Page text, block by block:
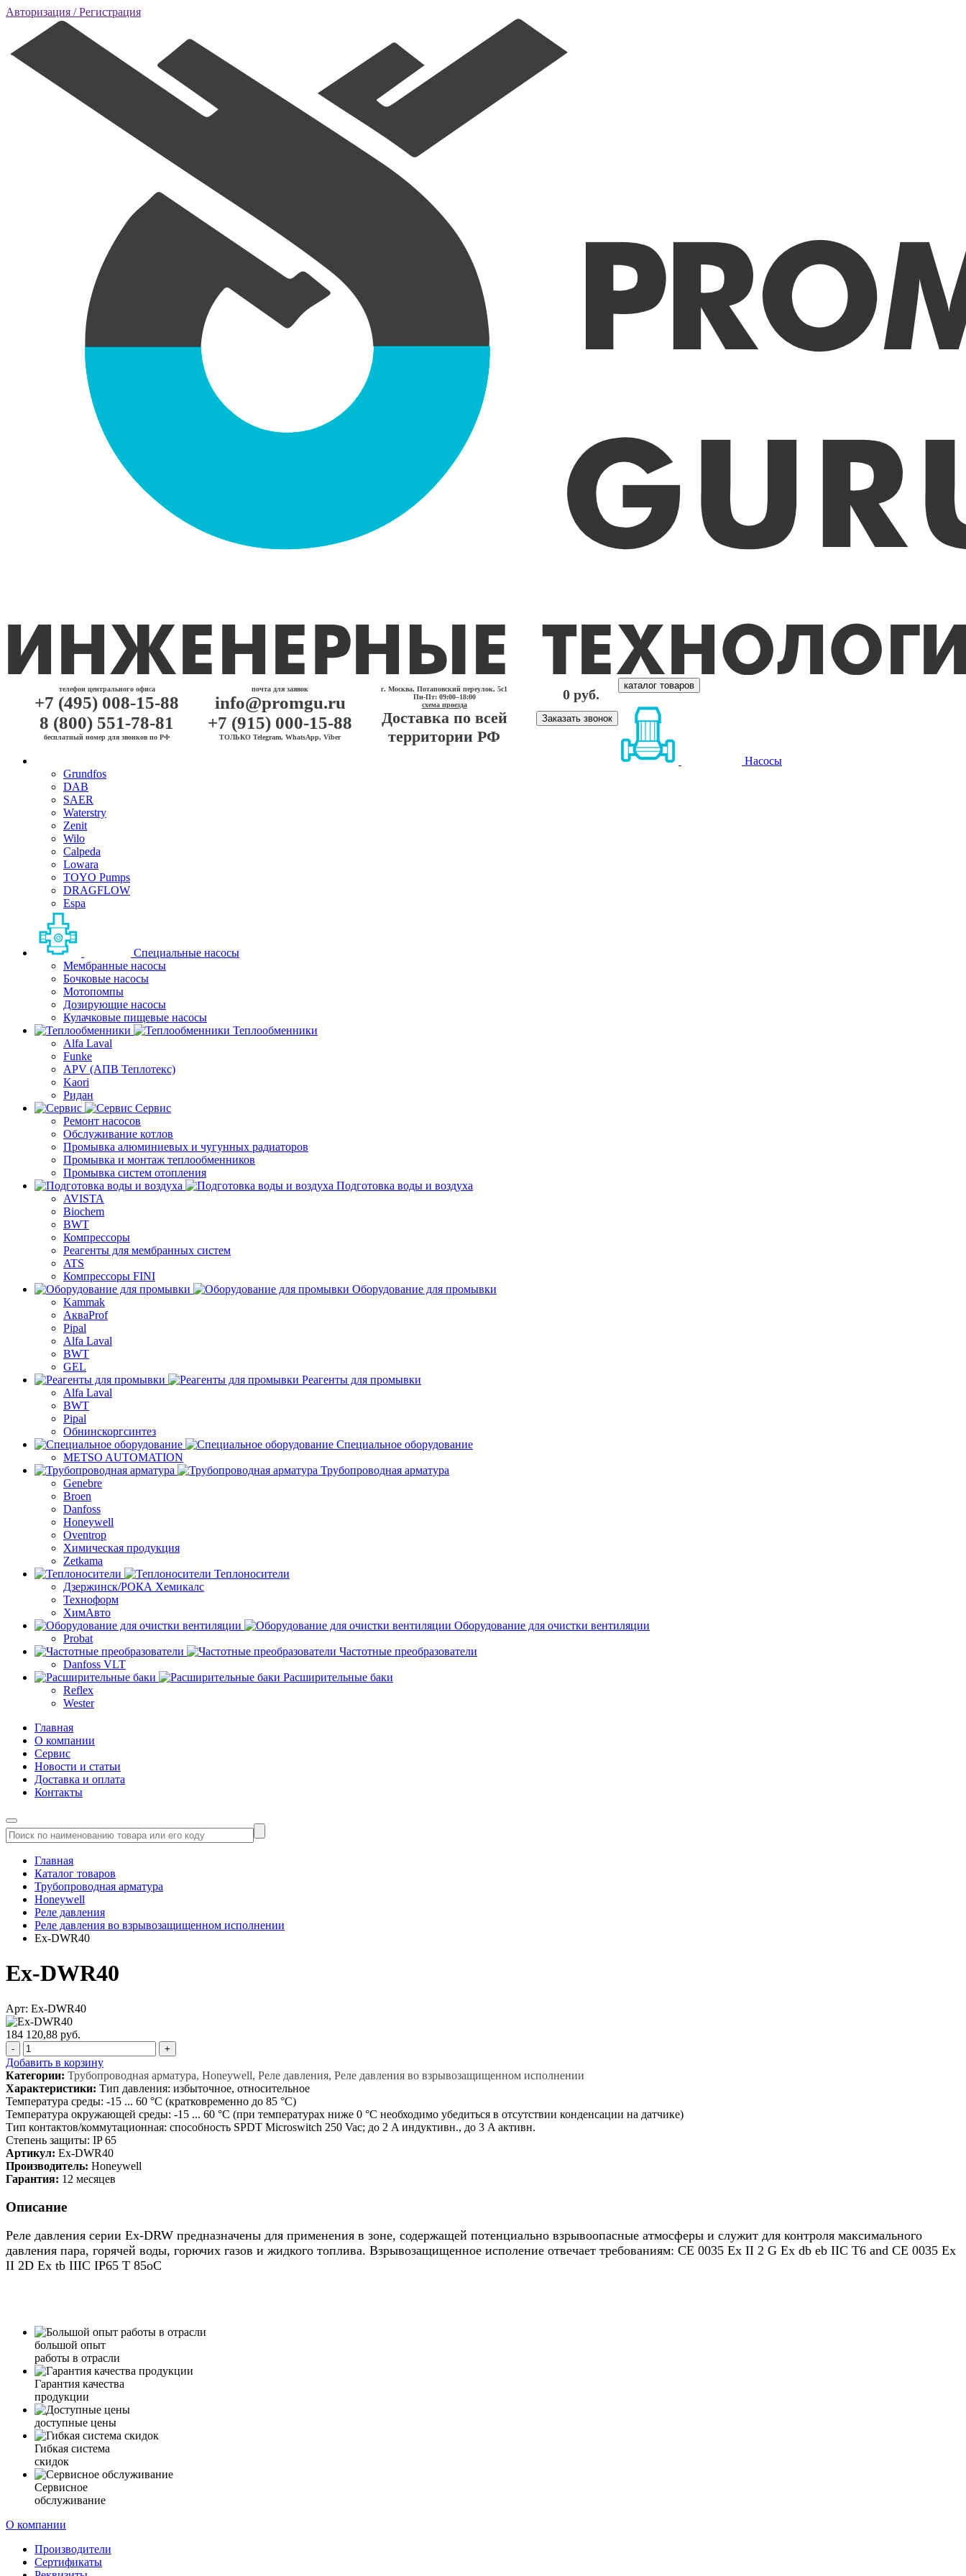
Авторизация / Регистрация
телефон центрального офиса
+7 (495) 008-15-88
8 (800) 551-78-81
бесплатный номер для звонков по РФ
почта для заявок
info@promgu.ru
+7 (915) 000-15-88
ТОЛЬКО Telegram, WhatsApp, Viber
г. Москва, Потаповский переулок, 5с1
Пн-Пт: 09:00–18:00
схема проезда
Доставка по всей
территории РФ
0 руб.
Заказать звонок
каталог товаров
Насосы
Grundfos
DAB
SAER
Waterstry
Zenit
Wilo
Calpeda
Lowara
TOYO Pumps
DRAGFLOW
Espa
Специальные насосы
Мембранные насосы
Бочковые насосы
Мотопомпы
Дозирующие насосы
Кулачковые пищевые насосы
Теплообменники
Alfa Laval
Funke
APV (АПВ Теплотекс)
Kaori
Ридан
Сервис
Ремонт насосов
Обслуживание котлов
Промывка алюминиевых и чугунных радиаторов
Промывка и монтаж теплообменников
Промывка систем отопления
Подготовка воды и воздуха
AVISTA
Biochem
BWT
Компрессоры
Реагенты для мембранных систем
ATS
Компрессоры FINI
Оборудование для промывки
Kammak
АкваProf
Pipal
Alfa Laval
BWT
GEL
Реагенты для промывки
Alfa Laval
BWT
Pipal
Обнинскоргсинтез
Специальное оборудование
METSO AUTOMATION
Трубопроводная арматура
Genebre
Broen
Danfoss
Honeywell
Oventrop
Химическая продукция
Zetkama
Теплоносители
Дзержинск/РОКА Хемикалс
Техноформ
ХимАвто
Оборудование для очистки вентиляции
Probat
Частотные преобразователи
Danfoss VLT
Расширительные баки
Reflex
Wester
Главная
О компании
Сервис
Новости и статьи
Доставка и оплата
Контакты
Главная
Каталог товаров
Трубопроводная арматура
Honeywell
Реле давления
Реле давления во взрывозащищенном исполнении
Ex-DWR40
Ex-DWR40
Арт: Ex-DWR40
184 120,88 руб.
- +
Добавить в корзину
Категории: Трубопроводная арматура, Honeywell, Реле давления, Реле давления во взрывозащищенном исполнении
Характеристики: Тип давления: избыточное, относительное
Температура среды: -15 ... 60 °C (кратковременно до 85 °C)
Температура окружающей среды: -15 ... 60 °C (при температурах ниже 0 °C необходимо убедиться в отсутствии конденсации на датчике)
Тип контактов/коммутационная: способность SPDT Microswitch 250 Vac; до 2 A индуктивн., до 3 A активн.
Степень защиты: IP 65
Артикул: Ex-DWR40
Производитель: Honeywell
Гарантия: 12 месяцев
Описание
Реле давления серии Ex-DRW предназначены для применения в зоне, содержащей потенциально взрывоопасные атмосферы и служит для контроля максимального
давления пара, горячей воды, горючих газов и жидкого топлива. Взрывозащищенное исполение отвечает требованиям: CE 0035 Ex II 2 G Ex db eb IIC T6 and CE 0035 Ex
II 2D Ex tb IIIC IP65 T 85oC
большой опыт
работы в отрасли
Гарантия качества
продукции
доступные цены
Гибкая система
скидок
Сервисное
обслуживание
О компании
Производители
Сертификаты